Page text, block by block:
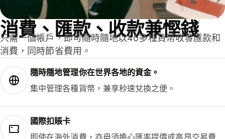
消費、匯款、收款兼慳錢
只需一個帳戶，即可隨時隨地以40多種貨幣收發匯款和
消費，同時節省費用。
隨時隨地管理你在世界各地的資金。
集中管理各種貨幣，兼享秒速兌換之便。
國際扣賬卡